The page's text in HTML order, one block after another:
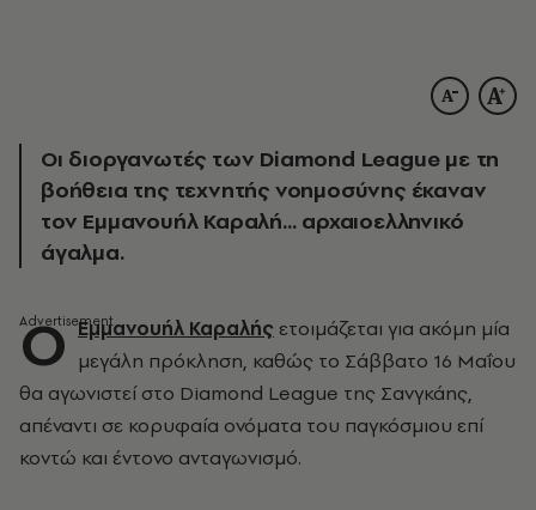
Οι διοργανωτές των Diamond League με τη
βοήθεια της τεχνητής νοημοσύνης έκαναν
τον Εμμανουήλ Καραλή... αρχαιοελληνικό
άγαλμα.
Ο Εμμανουήλ Καραλής ετοιμάζεται για ακόμη μία
μεγάλη πρόκληση, καθώς το Σάββατο 16 Μαΐου
θα αγωνιστεί στο Diamond League της Σανγκάης,
απέναντι σε κορυφαία ονόματα του παγκόσμιου επί
κοντώ και έντονο ανταγωνισμό.